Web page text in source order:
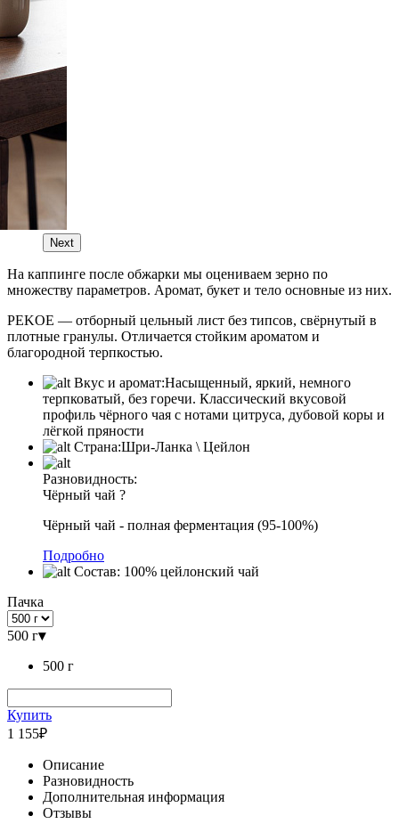
Next
На каппинге после обжарки мы оцениваем зерно по
множеству параметров. Аромат, букет и тело основные из них.
PEKOE — отборный цельный лист без типсов, свёрнутый в
плотные гранулы. Отличается стойким ароматом и
благородной терпкостью.
Вкус и аромат:Насыщенный, яркий, немного
терпковатый, без горечи. Классический вкусовой
профиль чёрного чая с нотами цитруса, дубовой коры и
лёгкой пряности
Страна:Шри-Ланка \ Цейлон
Разновидность:
Чёрный чай ?
Чёрный чай - полная ферментация (95-100%)
Подробно
Состав: 100% цейлонский чай
Пачка
500 г▾
500 г
Купить
1 155₽
Описание
Разновидность
Дополнительная информация
Отзывы